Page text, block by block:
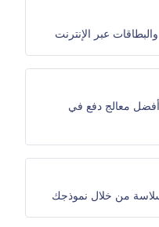
عبر الإنترنت
معالج دفع في
من خلال نموذجك